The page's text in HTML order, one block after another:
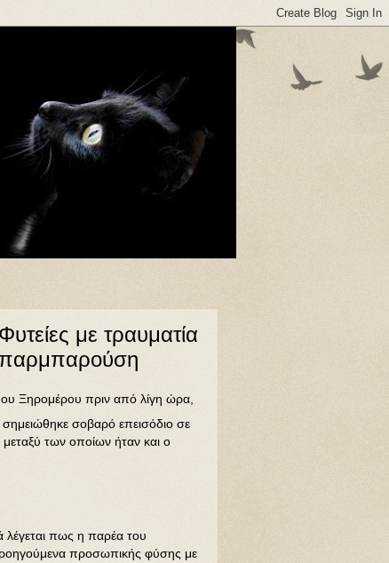
με τραυματία
Ξηρομέρου πριν από λίγη ώρα,
σημειώθηκε σοβαρό επεισόδιο σε
των οποίων ήταν και ο
λέγεται πως η παρέα του
προσωπικής φύσης με